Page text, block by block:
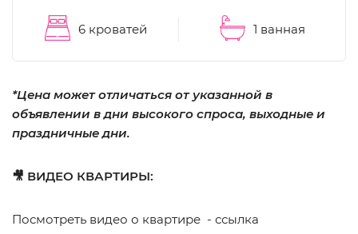
6 кроватей 1 ванная
*Цена может отличаться от указанной в
объявлении в дни высокого спроса, выходные и
праздничные дни.
🎥 ВИДЕО КВАРТИРЫ:
Посмотреть видео о квартире - ссылка